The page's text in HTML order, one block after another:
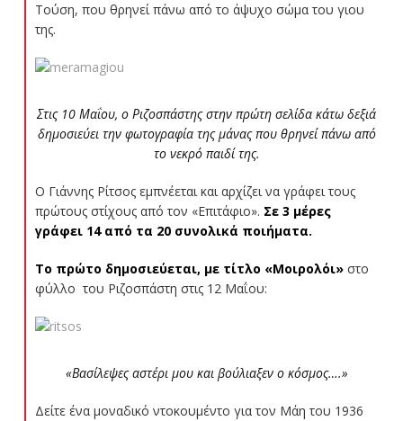
Τούση, που θρηνεί πάνω από το άψυχο σώμα του γιου
της.
Στις 10 Μαΐου, ο Ριζοσπάστης στην πρώτη σελίδα κάτω δεξιά
δημοσιεύει την φωτογραφία της μάνας που θρηνεί πάνω από
το νεκρό παιδί της.
Ο Γιάννης Ρίτσος εμπνέεται και αρχίζει να γράφει τους
πρώτους στίχους από τον «Επιτάφιο». Σε 3 μέρες
γράφει 14 από τα 20 συνολικά ποιήματα.
Το πρώτο δημοσιεύεται, με τίτλο «Μοιρολόι» στο
φύλλο του Ριζοσπάστη στις 12 Μαΐου:
«Βασίλεψες αστέρι μου και βούλιαξεν ο κόσμος….»
Δείτε ένα μοναδικό ντοκουμέντο για τον Μάη του 1936